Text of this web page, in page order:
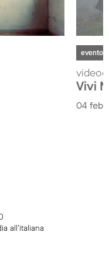
evento
Vivi
04
all'italiana